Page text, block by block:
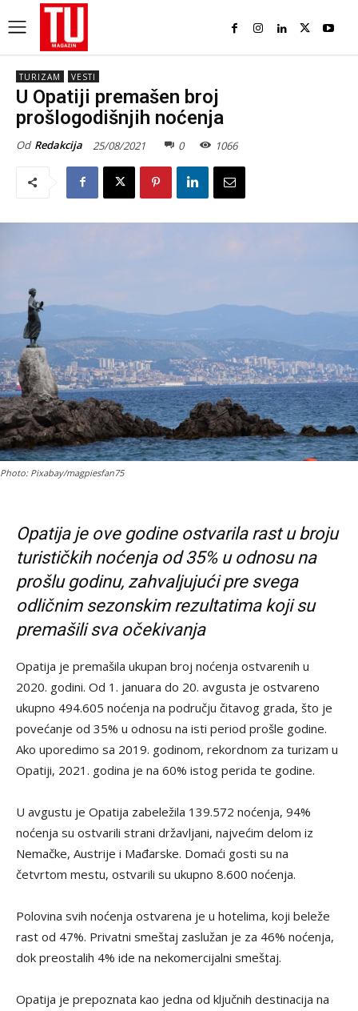
TURIZAM VESTI
U Opatiji premašen broj
prošlogodišnjih noćenja
Od Redakcija 25/08/2021 0 1066
Photo: Pixabay/magpiesfan75
Opatija je ove godine ostvarila rast u broju
turističkih noćenja od 35% u odnosu na
prošlu godinu, zahvaljujući pre svega
odličnim sezonskim rezultatima koji su
premašili sva očekivanja
Opatija je premašila ukupan broj noćenja ostvarenih u
2020. godini. Od 1. januara do 20. avgusta je ostvareno
ukupno 494.605 noćenja na području čitavog grada, što je
povećanje od 35% u odnosu na isti period prošle godine.
Ako uporedimo sa 2019. godinom, rekordnom za turizam u
Opatiji, 2021. godina je na 60% istog perida te godine.
U avgustu je Opatija zabeležila 139.572 noćenja, 94%
noćenja su ostvarili strani državljani, najvećim delom iz
Nemačke, Austrije i Mađarske. Domaći gosti su na
četvrtom mestu, ostvarili su ukupno 8.600 noćenja.
Polovina svih noćenja ostvarena je u hotelima, koji beleže
rast od 47%. Privatni smeštaj zaslužan je za 46% noćenja,
dok preostalih 4% ide na nekomercijalni smeštaj.
Opatija je prepoznata kao jedna od ključnih destinacija na